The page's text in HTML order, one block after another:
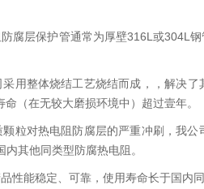
防腐层保护管通常为厚壁316L或304L
用整体烧结工艺烧结而成，，
在无较大磨损环境中）超过壹年。
粒对热电阻防腐层的严重冲刷，我
其他同类型防腐热电阻。
能稳定、可靠，使用寿命长于国内